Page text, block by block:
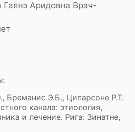
Гаянэ Аридовна Врач-
Бреманис Э.Б., Ципарсоне Р.Т.
канала: этиология,
и лечение. Рига: Зинатне,